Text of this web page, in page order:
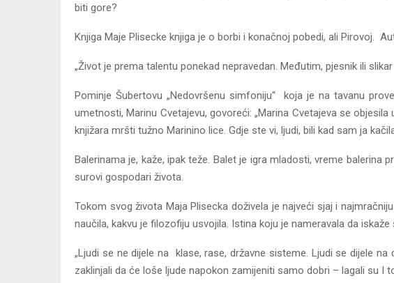
biti gore?
Knjiga Maje Plisecke knjiga je o borbi i konačnoj pobedi, ali Pirovoj.
„Život je prema talentu ponekad nepravedan. Međutim, pjesnik ili
Pominje Šubertovu „Nedovršenu simfoniju“ koja je na tavanu
umetnosti, Marinu Cvetajevu, govoreći: „Marina Cvetajeva se
knjižara mršti tužno Marinino lice. Gdje ste vi, ljudi, bili kad sam ja
Balerinama je, kaže, ipak teže. Balet je igra mladosti, vreme
surovi gospodari života.
Tokom svog života Maja Plisecka doživela je najveći sjaj i
naučila, kakvu je filozofiju usvojila. Istina koju je nameravala da
„Ljudi se ne dijele na klase, rase, državne sisteme. Ljudi se dijele
zaklinjali da će loše ljude napokon zamijeniti samo dobri – lagali su I